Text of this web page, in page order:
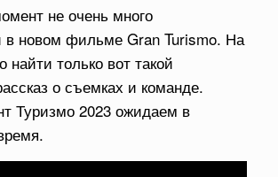
не очень много
новом фильме Gran Turismo. На
только вот такой
о съемках и команде.
Туризмо 2023 ожидаем в